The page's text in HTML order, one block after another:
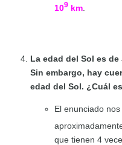
109 km
La edad del Sol es
Sin embargo, hay
edad del Sol. ¿Cuál
El enunciado
que tienen 4